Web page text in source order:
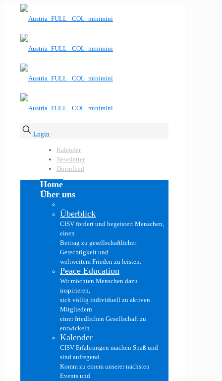
Login
Kalender
Newsletter
Download
Home
Über uns
Überblick
CISV fördert und begeistert Menschen,
einen
Beitrag zu gesellschaftlicher
Gerechtigkeit und
weltweitem Frieden zu leisten.
Peace Education
Wir möchten Menschen dazu
inspirieren,
sich völlig individuell zu aktiven
Mitgliedern
einer friedlichen Gesellschaft zu
entwickeln.
Kalender
CISV Erfahrungen machen Spaß und
sind aufregend.
Komm zu einem unserer nächsten
Events und